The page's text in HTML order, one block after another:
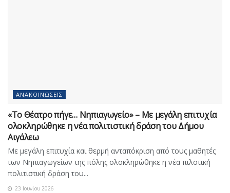
ΑΝΑΚΟΙΝΏΣΕΙΣ
«Το Θέατρο πήγε… Νηπιαγωγείο» – Με μεγάλη επιτυχία
ολοκληρώθηκε η νέα πολιτιστική δράση του Δήμου
Αιγάλεω
Με μεγάλη επιτυχία και θερμή ανταπόκριση από τους μαθητές
των Νηπιαγωγείων της πόλης ολοκληρώθηκε η νέα πιλοτική
πολιτιστική δράση του...
23 Ιουνίου 2026